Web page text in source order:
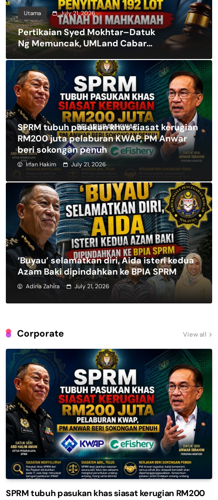
Utama July 21, 2026
Pertikaian Syed Mokhtar–Datuk
Ng Memuncak, UMLand Cabar
Mahkamah
SPRM tubuh pasukan khas siasat kerugian
RM200 juta pelaburan KWAP, PM Anwar
beri sokongan penuh
Irfan Hakim July 21, 2026
‘Buyau’ selamatkan diri, Aida isteri kedua
Azam Baki dipindahkan ke BPIA SPRM
Adina Zahira July 21, 2026
View all
Corporate
SPRM tubuh pasukan khas siasat kerugian RM200